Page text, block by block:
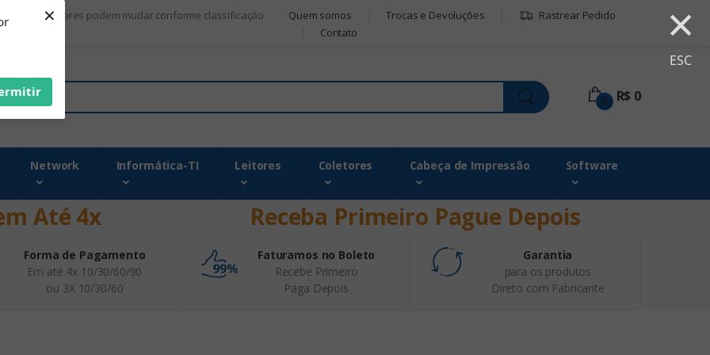
× ×
ESC
- Os valores podem mudar conforme classificação
Quem somos Trocas e Devoluções
Rastrear Pedido
Contato
0 R$ 0
Network Informática-TI Leitores Coletores Cabeça de Impressão Software
Até 4x Receba Primeiro Pague Depois
Forma de Pagamento
Em até 4x 10/30/60/90
ou 3X 10/30/60
Faturamos no Boleto
Recebe Primeiro
Paga Depois
Garantia
para os produtos
Direto com Fabricante